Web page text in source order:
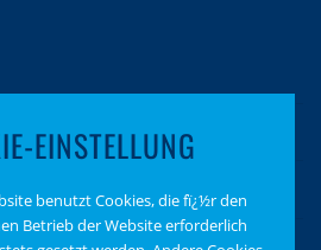
EINSTELLUNG
benutzt Cookies, die fï¿½r den
Betrieb der Website erforderlich